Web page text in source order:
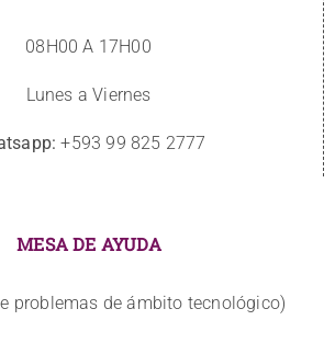
08H00 A 17H00
Lunes a Viernes
+593 99 825 2777
MESA DE AYUDA
problemas de ámbito tecnológico)